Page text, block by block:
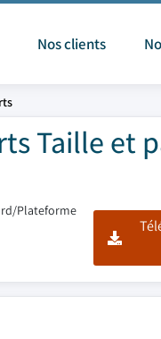
Nos clients
Taille et
Plateforme